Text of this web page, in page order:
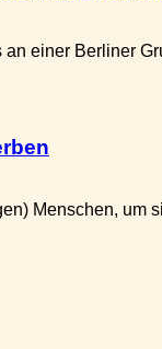
einer Berliner
Menschen, um